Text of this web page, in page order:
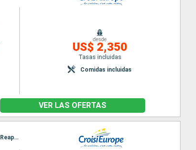
desde
US$ 2,350
Tasas incluidas
Comidas incluidas
VER LAS OFERTAS
Itinerario : Ho Chi Minh-Ville, Cai Be, Sa Dec, Chau Doc, Phnom Penh, Kampong Chhnang, Koh Chen, Siem Reap, Angkor, Siem Reap, Angkor